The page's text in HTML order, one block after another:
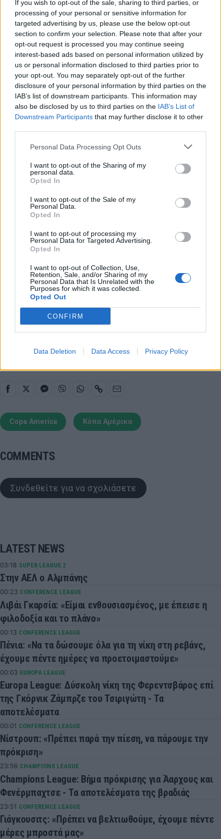
If you wish to opt-out of the sale, sharing to third parties, or
processing of your personal or sensitive information for
targeted advertising by us, please use the below opt-out
section to confirm your selection. Please note that after your
opt-out request is processed you may continue seeing
interest-based ads based on personal information utilized by
us or personal information disclosed to third parties prior to
your opt-out. You may separately opt-out of the further
disclosure of your personal information by third parties on the
IAB’s list of downstream participants. This information may
also be disclosed by us to third parties on the IAB’s List of
Downstream Participants that may further disclose it to other
Personal Data Processing Opt Outs
I want to opt-out of the Sharing of my
personal data.
Opted In
I want to opt-out of the Sale of my
Personal Data.
Opted In
I want to opt-out of processing my
Personal Data for Targeted Advertising.
Opted In
I want to opt-out of Collection, Use,
Retention, Sale, and/or Sharing of my
Personal Data that Is Unrelated with the
Purposes for which it was collected.
Opted Out
CONFIRM
Data Deletion Data Access Privacy Policy
πρώτο ημίχρονο.
Στο δεύτερο μέρος η Κολομβία συνέχισε στο ίδιο
τέμπο και σημείωσε άλλα δύο τέρματα, με τον
Ρίτσαρντ Ρίος στο 70’ και με πέναλτι του Μιγκέλ
Μπόρχα στις καθυστερήσεις (94’).
Συνοπτικά, το πρόγραμμα των ημιτελικών του
Copa America:
Τετάρτη 10 Ιουλίου
03:00 (Νέα Υόρκη): Αργεντινή - Καναδάς
Πέμπτη 11 Ιουλίου
03:00 (Σάρλοτ): Κολομβία - Ουρουγουάη
νέο Mobile App
Copa America Κόπα Αμέρικα
COMMENTS
Συνδεθείτε για να σχολιάσετε
LATEST NEWS
03:18 SUPER LEAGUE 2
Στην ΑΕΛ ο Αλμπάνης
00:23 CONFERENCE LEAGUE
Λιβάι Γκαρσία: «Είμαι ενθουσιασμένος, με έπεισε η
φιλοδοξία και το πλάνο»
00:13 CONFERENCE LEAGUE
Πένια: «Να τα δώσουμε όλα για τη νίκη στη ρεβάνς,
έχουμε πέντε ημέρες να προετοιμαστούμε»
00:03 EUROPA LEAGUE
Europa League: Δύσκολη νίκη της Φερεντσβάρος επί
της Γκόρνικ Ζάμπρζε του Τσιριγώτη - Τα
αποτελέσματα
00:01 CONFERENCE LEAGUE
Νίστρουπ: «Πρέπει παρά την πίεση, να πάρουμε την
πρόκριση»
23:56 CHAMPIONS LEAGUE
Champions League: Βήμα πρόκρισης για Άαρχους και
Φενέρμπαχτσε - Τα αποτελέσματα της βραδιάς
23:51 CONFERENCE LEAGUE
Γιάγκουσιτς: «Πρέπει να βελτιωθούμε, έχουμε πέντε
μέρες μπροστά μας»